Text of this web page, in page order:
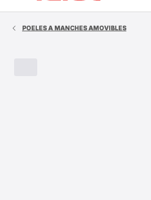
POELES A MANCHES AMOVIBLES